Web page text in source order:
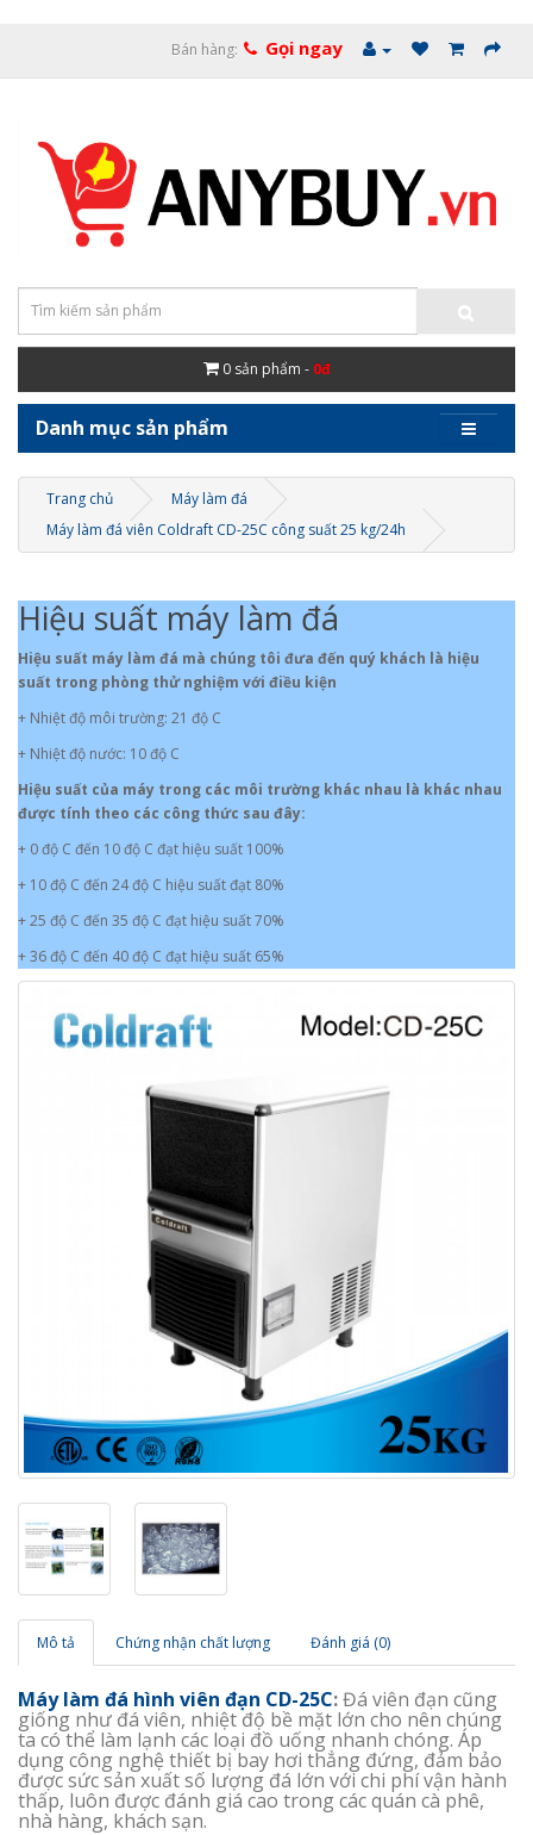
Bán hàng: Gọi ngay
0 sản phẩm - 0đ
Danh mục sản phẩm
Trang chủ
Máy làm đá
Máy làm đá viên Coldraft CD-25C công suất 25 kg/24h
Hiệu suất máy làm đá
Hiệu suất máy làm đá mà chúng tôi đưa đến quý khách là hiệu
suất trong phòng thử nghiệm với điều kiện
+ Nhiệt độ môi trường: 21 độ C
+ Nhiệt độ nước: 10 độ C
Hiệu suất của máy trong các môi trường khác nhau là khác nhau
được tính theo các công thức sau đây:
+ 0 độ C đến 10 độ C đạt hiệu suất 100%
+ 10 độ C đến 24 độ C hiệu suất đạt 80%
+ 25 độ C đến 35 độ C đạt hiệu suất 70%
+ 36 độ C đến 40 độ C đạt hiệu suất 65%
Mô tả Chứng nhận chất lượng Đánh giá (0)
Máy làm đá hình viên đạn CD-25C:Đá viên đạn cũng
giống như đá viên, nhiệt độ bề mặt lớn cho nên chúng
ta có thể làm lạnh các loại đồ uống nhanh chóng. Áp
dụng công nghệ thiết bị bay hơi thẳng đứng, đảm bảo
được sức sản xuất số lượng đá lớn với chi phí vận hành
thấp, luôn được đánh giá cao trong các quán cà phê,
nhà hàng, khách sạn.